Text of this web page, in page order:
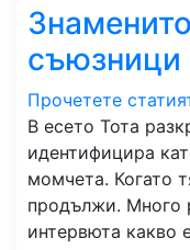
съюзници
Прочетете
В есето Тота
идентифицира
момчета. Когато
продължи. Много
интервюта какво